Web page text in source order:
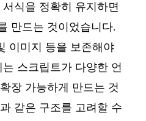
식을 정확히 유지하면
만드는 것이었습니다.
이미지 등을 보존해야
스크립트가 다양한 언
장 가능하게 만드는 것
같은 구조를 고려할 수